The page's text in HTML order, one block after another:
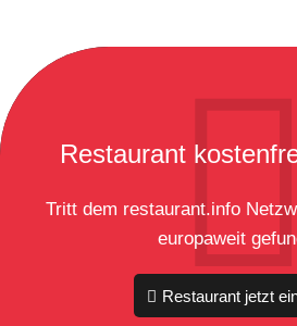
Restaurant
Tritt dem restaurant.info
europaweit
Restaurant jetzt